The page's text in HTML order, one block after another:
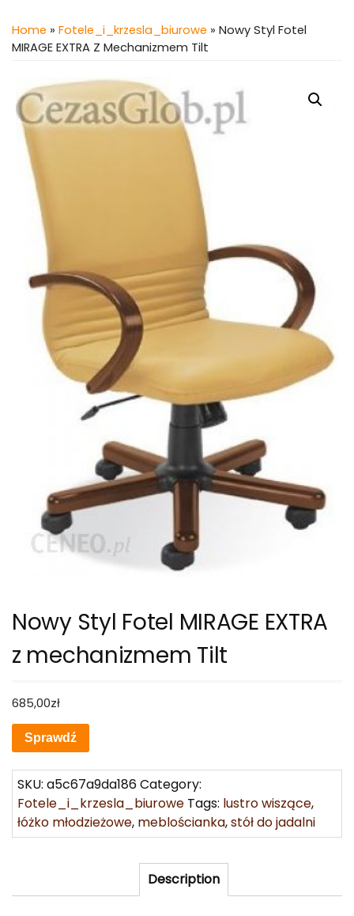
Home » Fotele_i_krzesla_biurowe » Nowy Styl Fotel
MIRAGE EXTRA Z Mechanizmem Tilt
Nowy Styl Fotel MIRAGE EXTRA
z mechanizmem Tilt
685,00zł
Sprawdź
SKU: a5c67a9da186Category:
Fotele_i_krzesla_biurowe Tags: lustro wiszące,
łóżko młodzieżowe, meblościanka,stół do jadalni
Description